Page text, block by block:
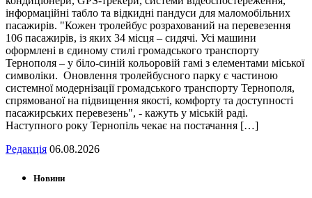
інформаційні табло та відкидні пандуси для маломобільних
пасажирів. "Кожен тролейбус розрахований на перевезення
106 пасажирів, із яких 34 місця – сидячі. Усі машини
оформлені в єдиному стилі громадського транспорту
Тернополя – у біло-синій кольоровій гамі з елементами міської
символіки. Оновлення тролейбусного парку є частиною
системної модернізації громадського транспорту Тернополя,
спрямованої на підвищення якості, комфорту та доступності
пасажирських перевезень", - кажуть у міській раді.
Наступного року Тернопіль чекає на постачання […]
Редакція 06.08.2026
Новини